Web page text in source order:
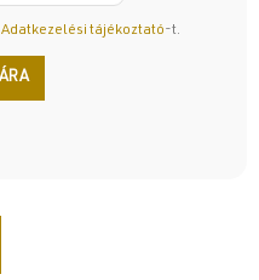
Adatkezelési tájékoztató-t.